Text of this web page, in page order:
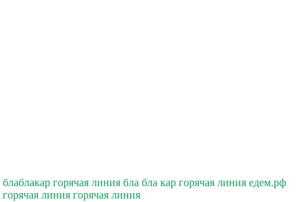
блаблакар горячая линия бла бла кар горячая линия едем.рф
горячая линия горячая линия